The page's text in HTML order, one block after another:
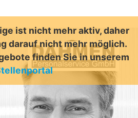
ist nicht mehr aktiv, daher
darauf nicht mehr möglich.
finden Sie in unserem